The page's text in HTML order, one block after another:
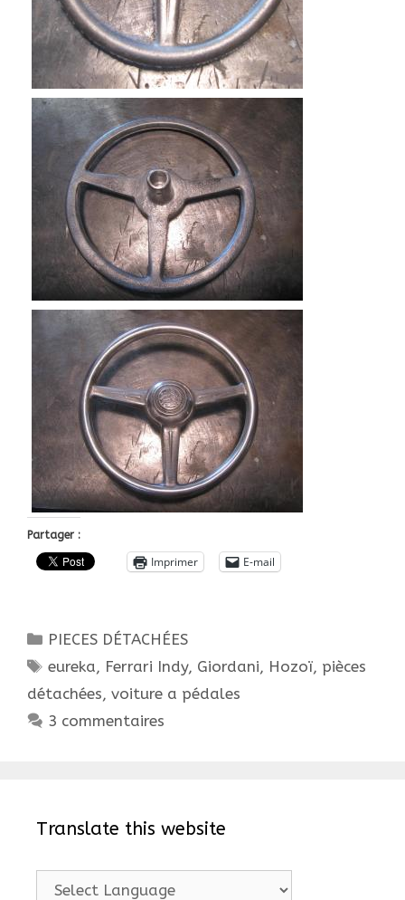
Partager :
Imprimer E-mail
Catégories
PIECES DÉTACHÉES
Étiquettes
eureka, Ferrari Indy, Giordani, Hozoï, pièces
détachées, voiture a pédales
3 commentaires
Translate this website